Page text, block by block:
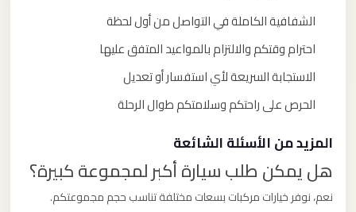
الشفافية الكاملة في التواصل من أول لحظة
احترام وقتكم والالتزام بالمواعيد المتفق عليها
الاستجابة السريعة لأي استفسار أو تعديل
الحرص على راحتكم وسلامتكم طوال الرحلة
المزيد من الأسئلة الشائعة
هل يمكن طلب سيارة أكبر لمجموعة كبيرة؟
نعم، نوفر خيارات مركبات بسعات مختلفة تناسب حجم مجموعتكم.